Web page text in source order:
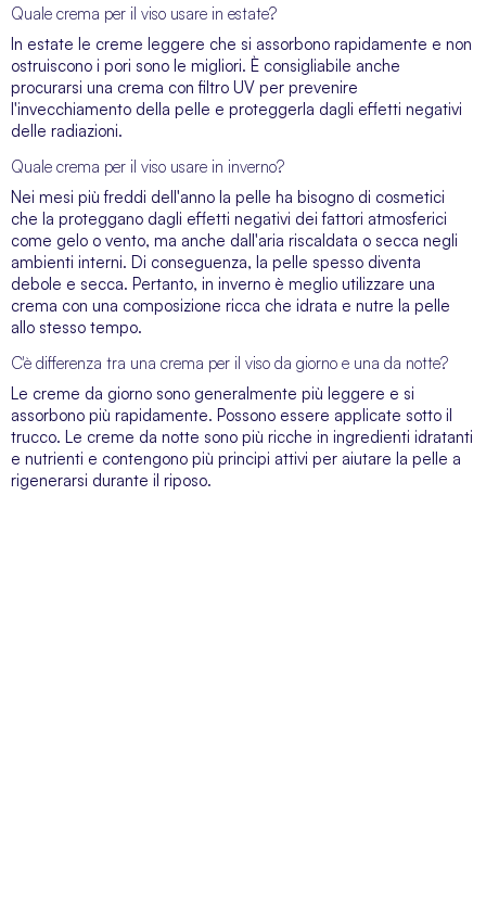
Quale crema per il viso usare in estate?
In estate le creme leggere che si assorbono rapidamente e non
ostruiscono i pori sono le migliori. È consigliabile anche
procurarsi una crema con filtro UV per prevenire
l'invecchiamento della pelle e proteggerla dagli effetti negativi
delle radiazioni.
Quale crema per il viso usare in inverno?
Nei mesi più freddi dell'anno la pelle ha bisogno di cosmetici
che la proteggano dagli effetti negativi dei fattori atmosferici
come gelo o vento, ma anche dall'aria riscaldata o secca negli
ambienti interni. Di conseguenza, la pelle spesso diventa
debole e secca. Pertanto, in inverno è meglio utilizzare una
crema con una composizione ricca che idrata e nutre la pelle
allo stesso tempo.
C'è differenza tra una crema per il viso da giorno e una da notte?
Le creme da giorno sono generalmente più leggere e si
assorbono più rapidamente. Possono essere applicate sotto il
trucco. Le creme da notte sono più ricche in ingredienti idratanti
e nutrienti e contengono più principi attivi per aiutare la pelle a
rigenerarsi durante il riposo.